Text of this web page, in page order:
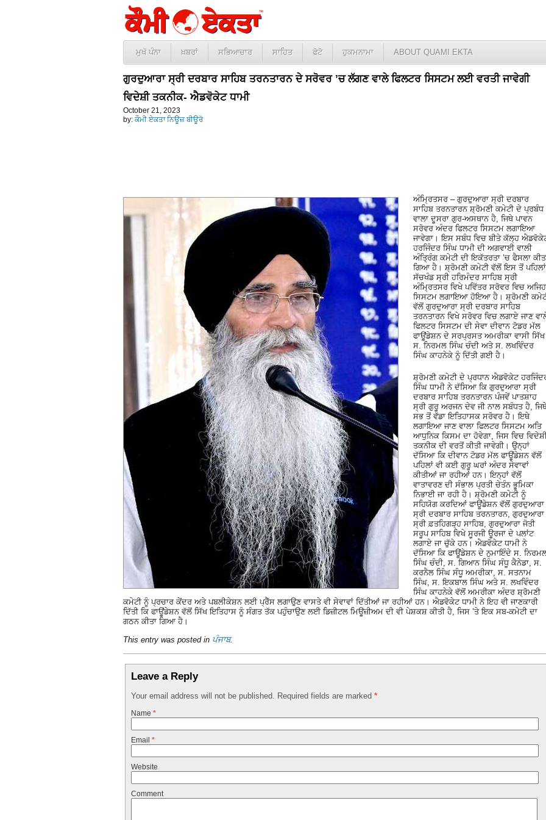
ਮੁਖੱ ਪੰਨਾ ਖ਼ਬਰਾਂ ਸਭਿਆਚਾਰ ਸਾਹਿਤ ਫੋਟੋ ਹੁਕਮਨਾਮਾ ABOUT QUAMI EKTA
ਗੁਰਦੁਆਰਾ ਸ੍ਰੀ ਦਰਬਾਰ ਸਾਹਿਬ ਤਰਨਤਾਰਨ ਦੇ ਸਰੋਵਰ ’ਚ ਲੱਗਣ ਵਾਲੇ ਫਿਲਟਰ ਸਿਸਟਮ ਲਈ ਵਰਤੀ ਜਾਵੇਗੀ
ਵਿਦੇਸ਼ੀ ਤਕਨੀਕ- ਐਡਵੋਕੇਟ ਧਾਮੀ
October 21, 2023
by: ਕੌਮੀ ਏਕਤਾ ਨਿਊਜ਼ ਬੀਊਰੋ
ਅੰਮ੍ਰਿਤਸਰ – ਗੁਰਦੁਆਰਾ ਸ੍ਰੀ ਦਰਬਾਰ
ਸਾਹਿਬ ਤਰਨਤਾਰਨ ਸ਼੍ਰੋਮਣੀ ਕਮੇਟੀ ਦੇ ਪ੍ਰਬੰਧ
ਵਾਲਾ ਦੂਸਰਾ ਗੁਰ-ਅਸਥਾਨ ਹੈ, ਜਿਥੇ ਪਾਵਨ
ਸਰੋਵਰ ਅੰਦਰ ਫਿਲਟਰ ਸਿਸਟਮ ਲਗਾਇਆ
ਜਾਵੇਗਾ। ਇਸ ਸਬੰਧ ਵਿਚ ਬੀਤੇ ਕੱਲ੍ਹ
ਹਰਜਿੰਦਰ ਸਿੰਘ ਧਾਮੀ ਦੀ ਅਗਵਾਈ ਵਾਲੀ
ਅੰਤ੍ਰਿੰਗ ਕਮੇਟੀ ਦੀ ਇਕੱਤਰਤਾ ’ਚ ਫੈਸਲਾ
ਗਿਆ ਹੈ। ਸ਼੍ਰੋਮਣੀ ਕਮੇਟੀ ਵੱਲੋਂ ਇਸ ਤੋਂ ਪਹਿਲਾਂ
ਸੱਚਖੰਡ ਸ੍ਰੀ ਹਰਿਮੰਦਰ ਸਾਹਿਬ ਸ੍ਰੀ
ਅੰਮ੍ਰਿਤਸਰ ਵਿਖੇ ਪਵਿੱਤਰ ਸਰੋਵਰ ਵਿਚ
ਸਿਸਟਮ ਲਗਾਇਆ ਹੋਇਆ ਹੈ। ਸ਼੍ਰੋਮਣੀ
ਵੱਲੋਂ ਗੁਰਦੁਆਰਾ ਸ੍ਰੀ ਦਰਬਾਰ ਸਾਹਿਬ
ਤਰਨਤਾਰਨ ਵਿਖੇ ਸਰੋਵਰ ਵਿਚ ਲਗਾਏ ਜਾਣ
ਫਿਲਟਰ ਸਿਸਟਮ ਦੀ ਸੇਵਾ ਦੀਵਾਨ ਟੋਡਰ ਮੱਲ
ਫਾਊਂਡੇਸ਼ਨ ਦੇ ਸਰਪ੍ਰਸਤ ਅਮਰੀਕਾ ਵਾਸੀ ਸਿੱਖ
ਸ. ਨਿਰਮਲ ਸਿੰਘ ਚੰਦੀ ਅਤੇ ਸ. ਲਖਵਿੰਦਰ
ਸਿੰਘ ਕਾਹਨੇਕੇ ਨੂੰ ਦਿੱਤੀ ਗਈ ਹੈ।
ਸ਼੍ਰੋਮਣੀ ਕਮੇਟੀ ਦੇ ਪ੍ਰਧਾਨ ਐਡਵੋਕੇਟ
ਸਿੰਘ ਧਾਮੀ ਨੇ ਦੱਸਿਆ ਕਿ ਗੁਰਦੁਆਰਾ ਸ੍ਰੀ
ਦਰਬਾਰ ਸਾਹਿਬ ਤਰਨਤਾਰਨ ਪੰਜਵੇਂ ਪਾਤਸ਼ਾਹ
ਸ੍ਰੀ ਗੁਰੂ ਅਰਜਨ ਦੇਵ ਜੀ ਨਾਲ ਸਬੰਧਤ ਹੈ,
ਸਭ ਤੋਂ ਵੱਡਾ ਇਤਿਹਾਸਕ ਸਰੋਵਰ ਹੈ। ਇਥੇ
ਲਗਾਇਆ ਜਾਣ ਵਾਲਾ ਫਿਲਟਰ ਸਿਸਟਮ ਅਤਿ
ਆਧੁਨਿਕ ਕਿਸਮ ਦਾ ਹੋਵੇਗਾ, ਜਿਸ ਵਿਚ
ਤਕਨੀਕ ਦੀ ਵਰਤੋਂ ਕੀਤੀ ਜਾਵੇਗੀ। ਉਨ੍ਹਾਂ
ਦੱਸਿਆ ਕਿ ਦੀਵਾਨ ਟੋਡਰ ਮੱਲ ਫਾਊਂਡੇਸ਼ਨ ਵੱਲੋਂ
ਪਹਿਲਾਂ ਵੀ ਕਈ ਗੁਰੂ ਘਰਾਂ ਅੰਦਰ ਸੇਵਾਵਾਂ
ਕੀਤੀਆਂ ਜਾ ਰਹੀਆਂ ਹਨ। ਇਨ੍ਹਾਂ ਵੱਲੋਂ
ਵਾਤਾਵਰਣ ਦੀ ਸੰਭਾਲ ਪ੍ਰਤੀ ਚੇਤੰਨ ਭੂਮਿਕਾ
ਨਿਭਾਈ ਜਾ ਰਹੀ ਹੈ। ਸ਼੍ਰੋਮਣੀ ਕਮੇਟੀ ਨੂੰ
ਸਹਿਯੋਗ ਕਰਦਿਆਂ ਫਾਊਂਡੇਸ਼ਨ ਵੱਲੋਂ ਗੁਰਦੁਆਰਾ
ਸ੍ਰੀ ਦਰਬਾਰ ਸਾਹਿਬ ਤਰਨਤਾਰਨ, ਗੁਰਦੁਆਰਾ
ਸ੍ਰੀ ਫ਼ਤਹਿਗੜ੍ਹ ਸਾਹਿਬ, ਗੁਰਦੁਆਰਾ ਜੋਤੀ
ਸਰੂਪ ਸਾਹਿਬ ਵਿਖੇ ਸੂਰਜੀ ਊਰਜਾ ਦੇ ਪਲਾਂਟ
ਲਗਾਏ ਜਾ ਚੁੱਕੇ ਹਨ। ਐਡਵੋਕੇਟ ਧਾਮੀ ਨੇ
ਦੱਸਿਆ ਕਿ ਫਾਊਂਡੇਸ਼ਨ ਦੇ ਨੁਮਾਇੰਦੇ ਸ.
ਸਿੰਘ ਚੰਦੀ, ਸ. ਗਿਆਨ ਸਿੰਘ ਸੰਧੂ ਕੈਨੇਡਾ, ਸ.
ਕਰਨੈਲ ਸਿੰਘ ਸੰਧੂ ਅਮਰੀਕਾ, ਸ. ਸਤਨਾਮ
ਸਿੰਘ, ਸ. ਇਕਬਾਲ ਸਿੰਘ ਅਤੇ ਸ. ਲਖਵਿੰਦਰ
ਸਿੰਘ ਕਾਹਨੇਕੇ ਵੱਲੋਂ ਅਮਰੀਕਾ ਅੰਦਰ ਸ਼੍ਰੋਮਣੀ
ਕਮੇਟੀ ਨੂੰ ਪ੍ਰਚਾਰ ਕੇਂਦਰ ਅਤੇ ਪਬਲੀਕੇਸ਼ਨ ਲਈ ਪ੍ਰੈੱਸ ਲਗਾਉਣ ਵਾਸਤੇ ਵੀ ਸੇਵਾਵਾਂ ਦਿੱਤੀਆਂ ਜਾ ਰਹੀਆਂ ਹਨ। ਐਡਵੋਕੇਟ ਧਾਮੀ ਨੇ ਇਹ ਵੀ ਜਾਣਕਾਰੀ
ਦਿੱਤੀ ਕਿ ਫਾਊਂਡੇਸ਼ਨ ਵੱਲੋਂ ਸਿੱਖ ਇਤਿਹਾਸ ਨੂੰ ਸੰਗਤ ਤੱਕ ਪਹੁੰਚਾਉਣ ਲਈ ਡਿਜ਼ੀਟਲ ਮਿਊਜ਼ੀਅਮ ਦੀ ਵੀ ਪੇਸ਼ਕਸ਼ ਕੀਤੀ ਹੈ, ਜਿਸ ’ਤੇ ਇਕ ਸਬ-ਕਮੇਟੀ ਦਾ
ਗਠਨ ਕੀਤਾ ਗਿਆ ਹੈ।
This entry was posted in ਪੰਜਾਬ.
Leave a Reply
Your email address will not be published. Required fields are marked *
Name *
Email *
Website
Comment